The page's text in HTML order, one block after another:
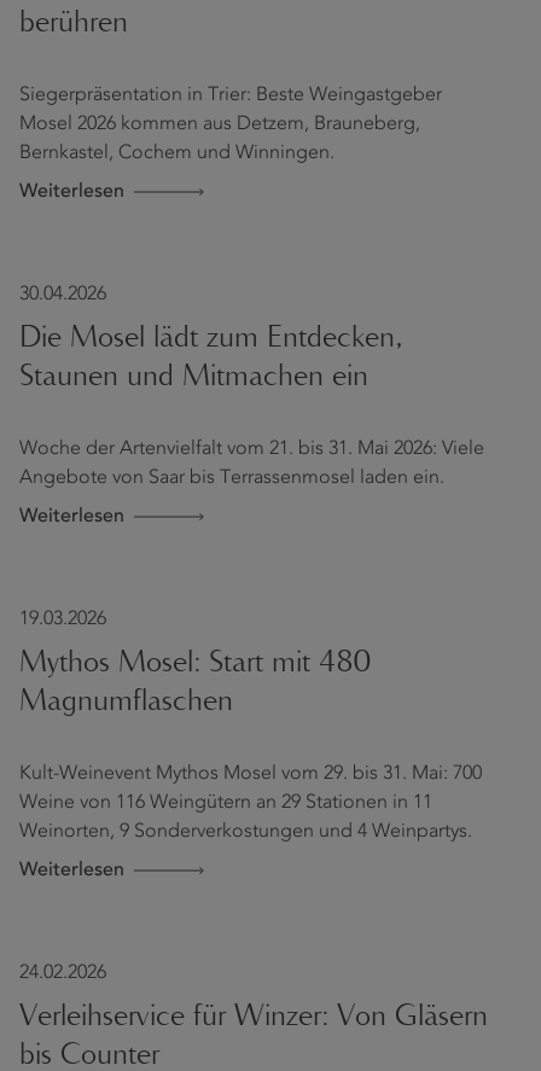
berühren
Siegerpräsentation in Trier: Beste Weingastgeber
Mosel 2026 kommen aus Detzem, Brauneberg,
Bernkastel, Cochem und Winningen.
Weiterlesen
30.04.2026
Die Mosel lädt zum Entdecken,
Staunen und Mitmachen ein
Woche der Artenvielfalt vom 21. bis 31. Mai 2026: Viele
Angebote von Saar bis Terrassenmosel laden ein.
Weiterlesen
19.03.2026
Mythos Mosel: Start mit 480
Magnumflaschen
Kult-Weinevent Mythos Mosel vom 29. bis 31. Mai: 700
Weine von 116 Weingütern an 29 Stationen in 11
Weinorten, 9 Sonderverkostungen und 4 Weinpartys.
Weiterlesen
24.02.2026
Verleihservice für Winzer: Von Gläsern
bis Counter